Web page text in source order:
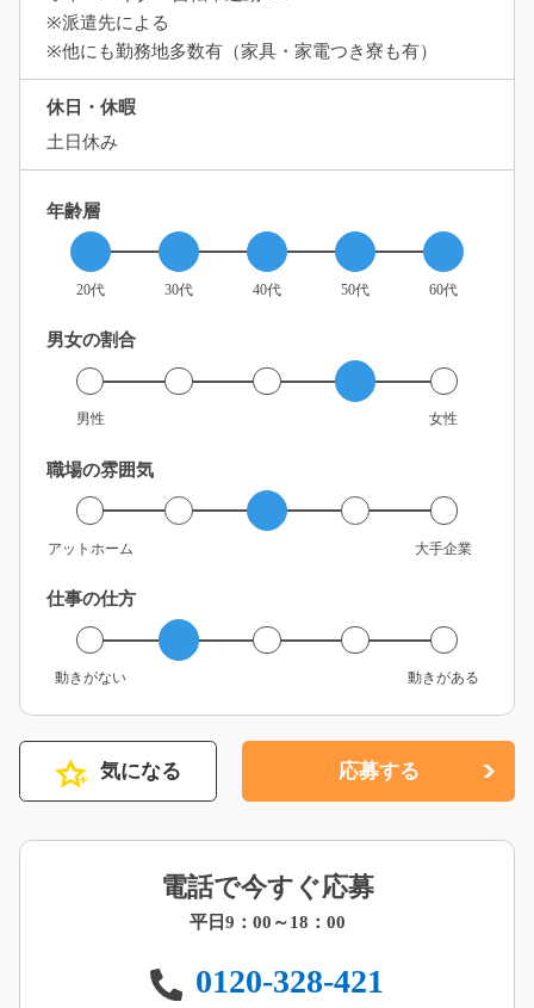
※派遣先による
※他にも勤務地多数有（家具・家電つき寮も有）
休日・休暇
土日休み
年齢層
20代 30代 40代 50代 60代
男女の割合
男性 女性
職場の雰囲気
アットホーム 大手企業
仕事の仕方
動きがない 動きがある
気になる 応募する
電話で今すぐ応募
平日9：00～18：00
0120-328-421